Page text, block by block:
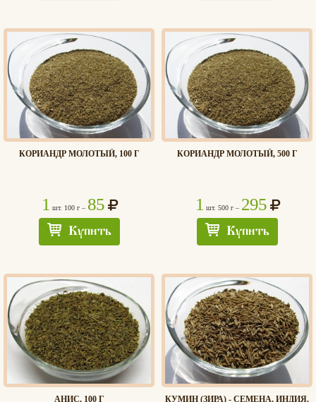
КОРИАНДР МОЛОТЫЙ, 100 Г
1 шт. 100 г – 85
Купить
КОРИАНДР МОЛОТЫЙ, 500 Г
1 шт. 500 г – 295
Купить
АНИС, 100 Г
КУМИН (ЗИРА) - СЕМЕНА, ИНДИЯ,